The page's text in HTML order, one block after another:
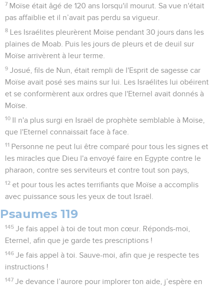
7 Moïse était âgé de 120 ans lorsqu'il mourut. Sa vue n'était
pas affaiblie et il n’avait pas perdu sa vigueur.
8 Les Israélites pleurèrent Moïse pendant 30 jours dans les
plaines de Moab. Puis les jours de pleurs et de deuil sur
Moïse arrivèrent à leur terme.
9 Josué, fils de Nun, était rempli de l'Esprit de sagesse car
Moïse avait posé ses mains sur lui. Les Israélites lui obéirent
et se conformèrent aux ordres que l'Eternel avait donnés à
Moïse.
10 Il n'a plus surgi en Israël de prophète semblable à Moïse,
que l'Eternel connaissait face à face.
11 Personne ne peut lui être comparé pour tous les signes et
les miracles que Dieu l'a envoyé faire en Egypte contre le
pharaon, contre ses serviteurs et contre tout son pays,
12 et pour tous les actes terrifiants que Moïse a accomplis
avec puissance sous les yeux de tout Israël.
Psaumes 119
145 Je fais appel à toi de tout mon cœur. Réponds-moi,
Eternel, afin que je garde tes prescriptions !
146 Je fais appel à toi. Sauve-moi, afin que je respecte tes
instructions !
147 Je devance l’aurore pour implorer ton aide, j’espère en